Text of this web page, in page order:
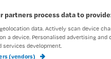
De mbo-
verandert, na de
partners process data to
data. Actively scan device
a device. Personalised advertising
services development.
(vendors)